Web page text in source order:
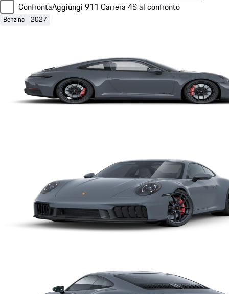
ConfrontaAggiungi 911 Carrera 4S al confronto
Benzina 2027